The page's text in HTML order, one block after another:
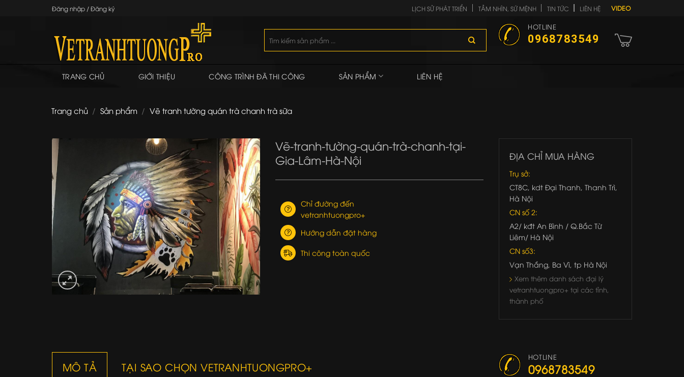
Đăng nhập / Đăng ký LỊCH SỬ PHÁT TRIỂN TẦM NHÌN, SỨ MỆNH TIN TỨC LIÊN HỆ VIDEO
kiếm:
HOTLINE
0968783549
TRANG CHỦ GIỚI THIỆU CÔNG TRÌNH ĐÃ THI CÔNG SẢN PHẨM LIÊN HỆ
Trang chủ / Sản phẩm / Vẽ tranh tường quán trà chanh trà sữa
Vẽ-tranh-tường-quán-trà-chanh-tại-
Gia-Lâm-Hà-Nội
Chỉ đường đến
vetranhtuongpro+
Hướng dẫn đặt hàng
Thi công toàn quốc
ĐỊA CHỈ MUA HÀNG
Trụ sở:
CT8C, kdt Đại Thanh, Thanh Trì,
Hà Nội
CN số 2:
A2/ kđt An Bình / Q.Bắc Từ
Liêm/ Hà Nội
CN số3:
Vạn Thắng, Ba Vì, tp Hà Nội
Xem thêm danh sách đại lý
vetranhtuongpro+ tại các tỉnh,
thành phố
MÔ TẢ TẠI SAO CHỌN VETRANHTUONGPRO+
HOTLINE
0968783549